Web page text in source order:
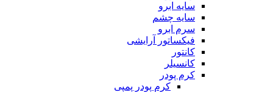
سایه ابرو
سایه چشم
سرم ابرو
فیکساتور آرایشی
کانتور
کانسیلر
کرم پودر
کرم پودر پمپی